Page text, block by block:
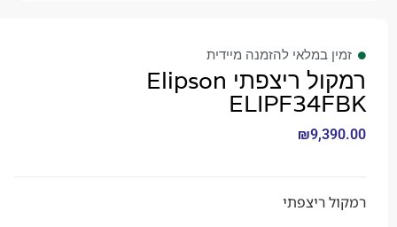
במלאי להזמנה מיידית
רמקול ריצפתי Elipson
₪
ריצפתי